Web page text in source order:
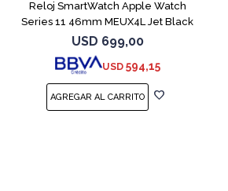
Reloj SmartWatch Apple Watch
Series 11 46mm MEUX4L Jet Black
USD 699,00
USD 594,15